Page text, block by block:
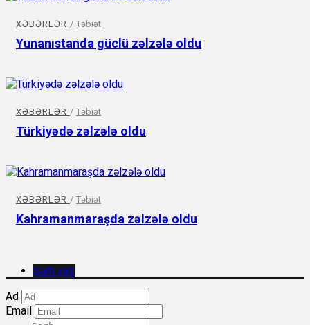
XƏBƏRLƏR / Təbiət
Yunanıstanda güclü zəlzələ oldu
XƏBƏRLƏR / Təbiət
Türkiyədə zəlzələ oldu
XƏBƏRLƏR / Təbiət
Kahramanmaraşda zəlzələ oldu
Şərh yaz
Ad
Email